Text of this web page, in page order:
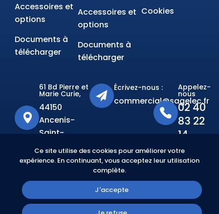
Accessoires et
options
Documents à
télécharger
Accessoires et
options
Documents à
télécharger
Cookies
61 Bd Pierre et
Marie Curie,
44150
Ancenis-
Saint-
Écrivez-nous :
commercial@sagelec.fr
Appelez-
nous
02 40
83 22
14
Ce site utilise des cookies pour améliorer votre
expérience. En continuant, vous acceptez leur utilisation
complète.
J'accepte